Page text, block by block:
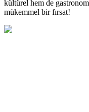
kültürel hem de
mükemmel bir fırsat!